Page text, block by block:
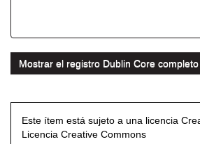
Mostrar el registro Dublin Core
Este ítem está sujeto a una licencia
Licencia Creative Commons